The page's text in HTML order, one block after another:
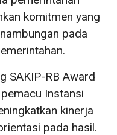
komitmen yang
pada
SAKIP-RB Award
Instansi
kinerja
pada hasil.